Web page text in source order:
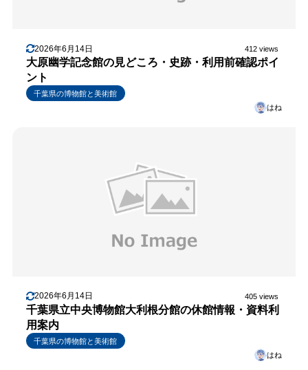
2026年6月14日 412 views
大原幽学記念館の見どころ・史跡・利用前確認ポイ
ント
千葉県の博物館と美術館
はね
2026年6月14日 405 views
千葉県立中央博物館大利根分館の休館情報・資料利
用案内
千葉県の博物館と美術館
はね